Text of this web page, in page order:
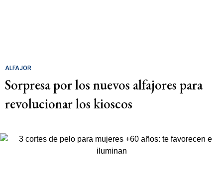
ALFAJOR
Sorpresa por los nuevos alfajores para
revolucionar los kioscos